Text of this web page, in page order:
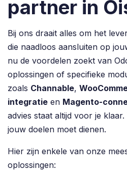
partner in
Bij ons draait alles om het
die naadloos aansluiten op
nu de voordelen zoekt van
oplossingen of specifieke
zoals Channable,
integratie en Magento-
advies staat altijd voor je
jouw doelen moet dienen.
Hier zijn enkele van onze
oplossingen: